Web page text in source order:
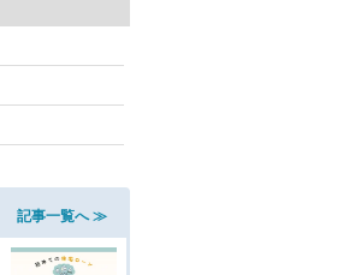
記事一覧へ ≫